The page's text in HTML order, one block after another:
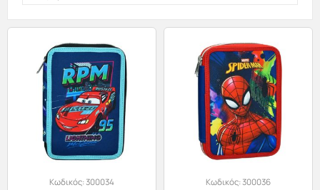
Κωδικός:300034
Κωδικός:300036